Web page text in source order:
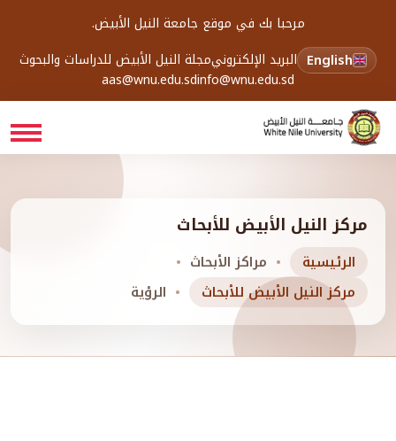
مرحبا بك في موقع جامعة النيل الأبيض.
English البريد الإلكترونيمجلة النيل الأبيض للدراسات والبحوث
info@wnu.edu.sd
aas@wnu.edu.sd
مركز النيل الأبيض للأبحاث
الرئيسية
مراكز الأبحاث
مركز النيل الأبيض للأبحاث
الرؤية